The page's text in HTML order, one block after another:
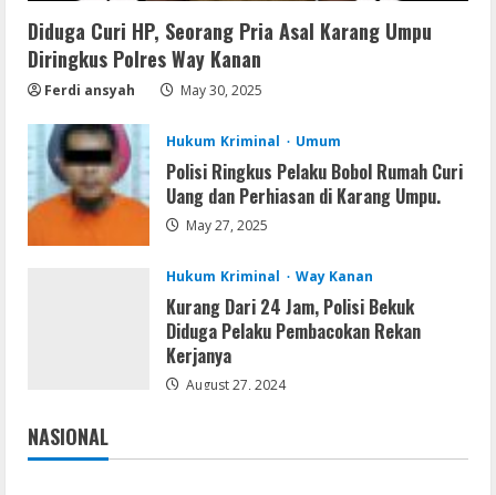
4
Lan
Dune: Awakening FitGirl Repack +Patch
Direct Link 2026
Serialers
jv16 PowerTools Free[Activated]
[Latest] [x86-x64] Reddit
August 7, 2026
Diduga Curi HP, Seorang Pria Asal Karang Umpu
Diringkus Polres Way Kanan
Ferdi ansyah May 30, 2025
Hukum Kriminal Umum
Polisi Ringkus Pelaku Bobol Rumah Curi
Uang dan Perhiasan di Karang Umpu.
May 27, 2025
Hukum Kriminal Way Kanan
Kurang Dari 24 Jam, Polisi Bekuk
Diduga Pelaku Pembacokan Rekan
Kerjanya
August 27, 2024
NASIONAL
Jakarta